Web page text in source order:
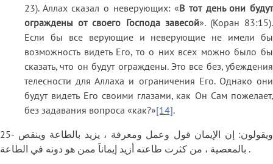
23). Аллах сказал о неверующих: «В тот день они будут
ограждены от своего Господа завесой». (Коран 83:15).
Если бы все верующие и неверующие не имели бы
возможность видеть Его, то о них всех можно было бы
сказать, что он будут ограждены. Это все без, убеждения
телесности для Аллаха и ограничения Его. Однако они
будут видеть Его своими глазами, как Он Сам пожелает,
без задавания вопроса «как?»[14].
25- ويقولون: إن الإيمان قول وعمل ومعرفة ، يزيد بالطاعة وينقص
بالمعصية ، من كثرت طاعته أزيد إيماناَ ممن هو دونه في الطاعة .